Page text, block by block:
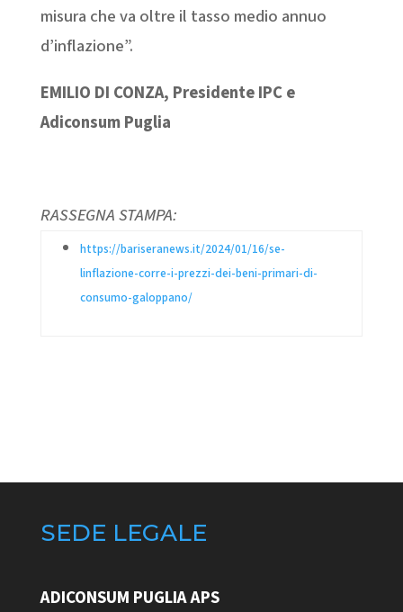
misura che va oltre il tasso medio annuo
d’inflazione”.
EMILIO DI CONZA, Presidente IPC e
Adiconsum Puglia
RASSEGNA STAMPA:
https://bariseranews.it/2024/01/16/se-
linflazione-corre-i-prezzi-dei-beni-primari-di-
consumo-galoppano/
SEDE LEGALE
ADICONSUM PUGLIAAPS